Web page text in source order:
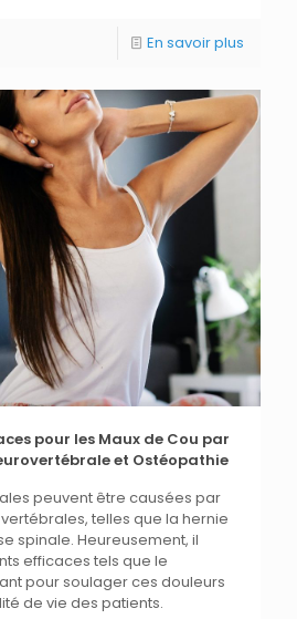
En savoir plus
pour les Maux de Cou par
et Ostéopathie
peuvent être causées par
telles que la hernie
spinale. Heureusement, il
efficaces tels que le
pour soulager ces douleurs
de vie des patients.